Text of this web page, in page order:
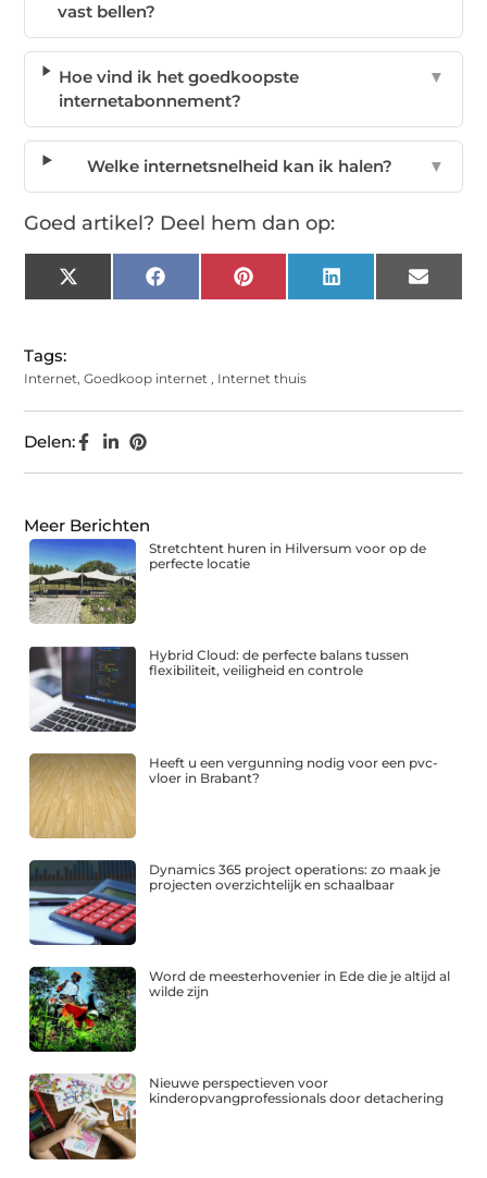
vast bellen?
Hoe vind ik het goedkoopste
internetabonnement?
▼
Welke internetsnelheid kan ik halen? ▼
Goed artikel? Deel hem dan op:
X
(Twitter)
Facebook Pinterest LinkedIn Email
Tags:
Internet,Goedkoop internet , Internet thuis
Delen:
Meer Berichten
Stretchtent huren in Hilversum voor op de
perfecte locatie
Hybrid Cloud: de perfecte balans tussen
flexibiliteit, veiligheid en controle
Heeft u een vergunning nodig voor een pvc-
vloer in Brabant?
Dynamics 365 project operations: zo maak je
projecten overzichtelijk en schaalbaar
Word de meesterhovenier in Ede die je altijd al
wilde zijn
Nieuwe perspectieven voor
kinderopvangprofessionals door detachering